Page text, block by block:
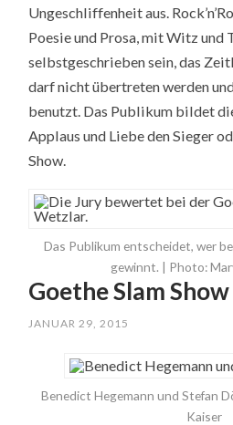
Ungeschliffenheit aus.
Poesie und Prosa, mit Witz und
selbstgeschrieben sein, das
darf nicht übertreten werden
benutzt. Das Publikum bildet
Applaus und Liebe den Sieger
Show.
Das Publikum entscheidet, wer
gewinnt. | Photo:
Goethe Slam
JANUAR 29, 2015
Benedict Hegemann und Stefan
Kaiser